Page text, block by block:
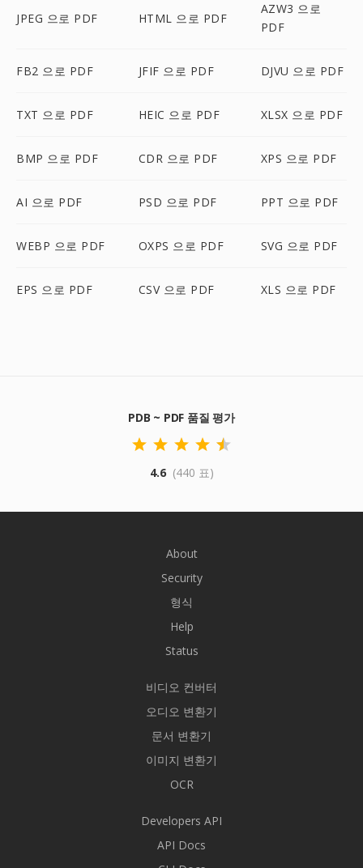
JPEG 으로 PDF HTML 으로 PDF
AZW3 으로
PDF
FB2 으로 PDF JFIF 으로 PDF DJVU 으로 PDF
TXT 으로 PDF HEIC 으로 PDF XLSX 으로 PDF
BMP 으로 PDF CDR 으로 PDF XPS 으로 PDF
AI 으로 PDF PSD 으로 PDF PPT 으로 PDF
WEBP 으로 PDF OXPS 으로 PDF SVG 으로 PDF
EPS 으로 PDF CSV 으로 PDF XLS 으로 PDF
PDB ~ PDF 품질 평가
4.6 (440 표)
About
Security
형식
Help
Status
비디오 컨버터
오디오 변환기
문서 변환기
이미지 변환기
OCR
Developers API
API Docs